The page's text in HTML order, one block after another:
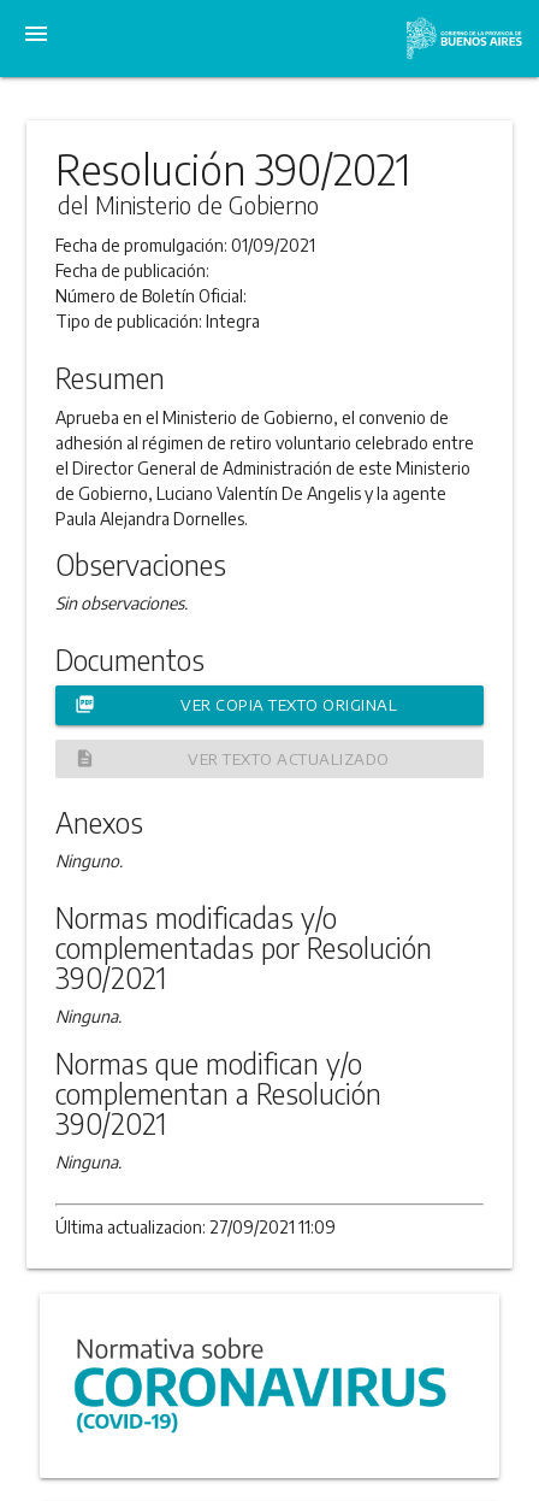
menu
Resolución 390/2021
del Ministerio de Gobierno
Fecha de promulgación:01/09/2021
Fecha de publicación:
Número de Boletín Oficial:
Tipo de publicación:Integra
Resumen
Aprueba en el Ministerio de Gobierno, el convenio de
adhesión al régimen de retiro voluntario celebrado entre
el Director General de Administración de este Ministerio
de Gobierno, Luciano Valentín De Angelis y la agente
Paula Alejandra Dornelles.
Observaciones
Sin observaciones.
Documentos
picture_as_pdf VER COPIA TEXTO ORIGINAL
description VER TEXTO ACTUALIZADO
Anexos
Ninguno.
Normas modificadas y/o
complementadas por Resolución
390/2021
Ninguna.
Normas que modifican y/o
complementan a Resolución
390/2021
Ninguna.
Última actualizacion: 27/09/2021 11:09